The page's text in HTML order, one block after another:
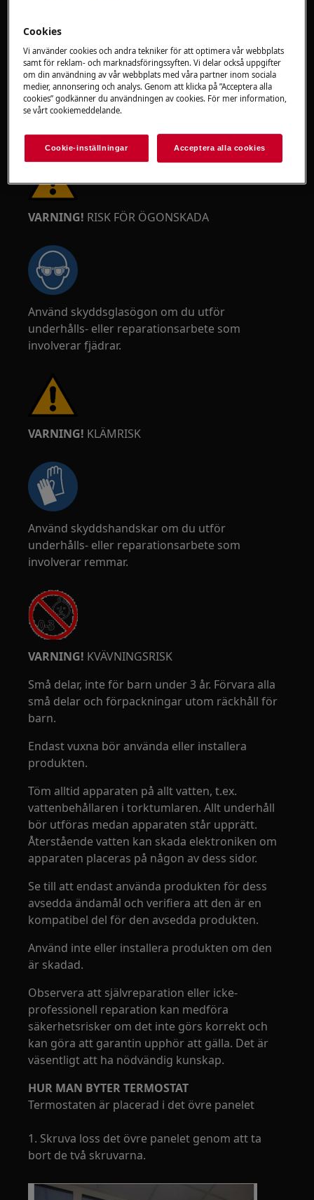
Var alltid försiktig när du flyttar apparater. För
tunga apparater är det säkrast att två personer
flyttar dem. Använd alltid skyddshandskar och
säkerhetsskor. Bär skyddshandskar hela tiden
för att skydda dig från skärskador från vassa
VARNING! RISK FÖR ÖGONSKADA
Använd skyddsglasögon om du utför
underhålls- eller reparationsarbete som
involverar fjädrar.
VARNING! KLÄMRISK
Använd skyddshandskar om du utför
underhålls- eller reparationsarbete som
involverar remmar.
VARNING! KVÄVNINGSRISK
Små delar, inte för barn under 3 år. Förvara alla
små delar och förpackningar utom räckhåll för
barn.
Endast vuxna bör använda eller installera
produkten.
Töm alltid apparaten på allt vatten, t.ex.
vattenbehållaren i torktumlaren. Allt underhåll
bör utföras medan apparaten står upprätt.
Återstående vatten kan skada elektroniken om
apparaten placeras på någon av dess sidor.
Se till att endast använda produkten för dess
avsedda ändamål och verifiera att den är en
kompatibel del för den avsedda produkten.
Använd inte eller installera produkten om den
är skadad.
Observera att självreparation eller icke-
professionell reparation kan medföra
säkerhetsrisker om det inte görs korrekt och
kan göra att garantin upphör att gälla. Det är
väsentligt att ha nödvändig kunskap.
HUR MAN BYTER TERMOSTAT
Termostaten är placerad i det övre panelet
1. Skruva loss det övre panelet genom att ta
bort de två skruvarna.
Cookies
Vi använder cookies och andra tekniker för att optimera vår webbplats
samt för reklam- och marknadsföringssyften. Vi delar också uppgifter
om din användning av vår webbplats med våra partner inom sociala
medier, annonsering och analys. Genom att klicka på ”Acceptera alla
cookies” godkänner du användningen av cookies. För mer information,
se vårt cookiemeddelande.
Cookie-inställningar Acceptera alla cookies